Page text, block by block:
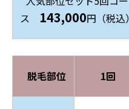
ス
143,000円（税込）
脱毛部位 1回